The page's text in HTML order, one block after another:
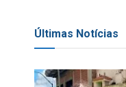
Últimas Notícias